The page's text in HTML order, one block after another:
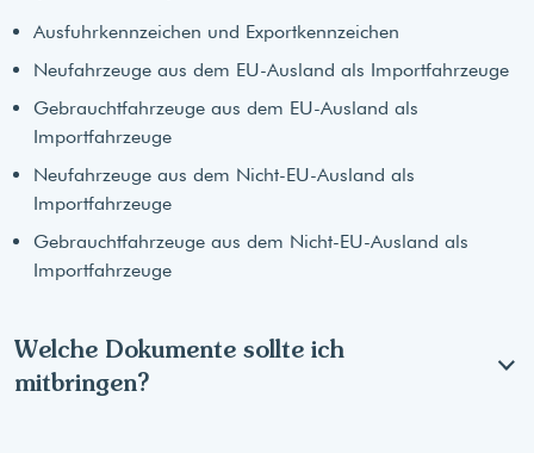
Ausfuhrkennzeichen und Exportkennzeichen
Neufahrzeuge aus dem EU-Ausland als Importfahrzeuge
Gebrauchtfahrzeuge aus dem EU-Ausland als
Importfahrzeuge
Neufahrzeuge aus dem Nicht-EU-Ausland als
Importfahrzeuge
Gebrauchtfahrzeuge aus dem Nicht-EU-Ausland als
Importfahrzeuge
Welche Dokumente sollte ich
mitbringen?